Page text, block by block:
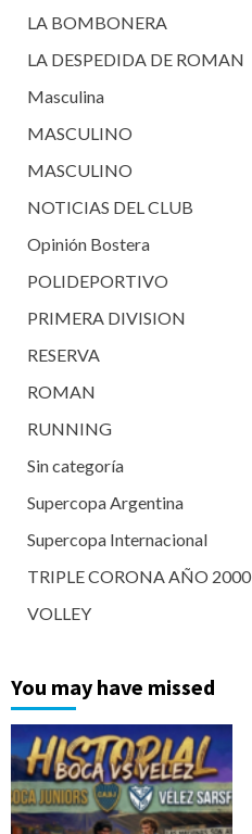
LA BOMBONERA
LA DESPEDIDA DE ROMAN
Masculina
MASCULINO
MASCULINO
NOTICIAS DEL CLUB
Opinión Bostera
POLIDEPORTIVO
PRIMERA DIVISION
RESERVA
ROMAN
RUNNING
Sin categoría
Supercopa Argentina
Supercopa Internacional
TRIPLE CORONA AÑO 2000
VOLLEY
You may have missed